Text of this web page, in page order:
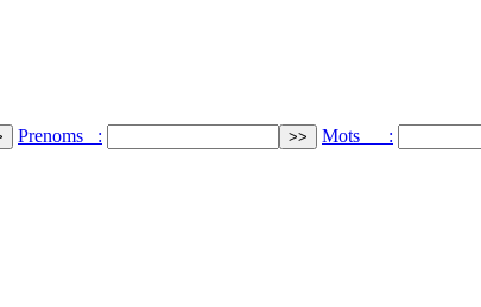
Prenoms : Mots :